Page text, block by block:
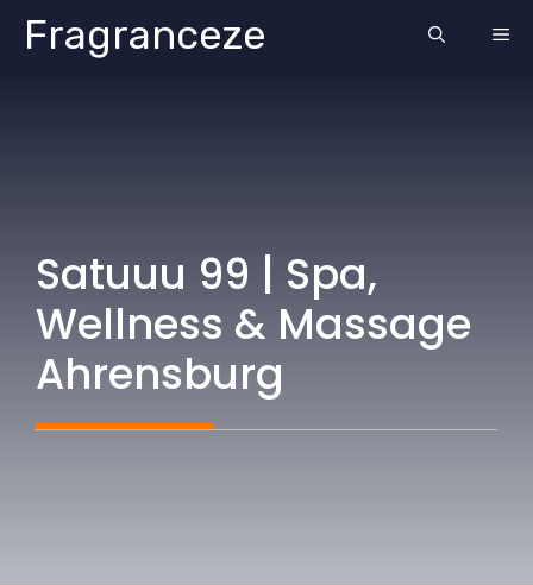
SkipFragranceze
Satuuu 99 | Spa,
Wellness & Massage
Ahrensburg